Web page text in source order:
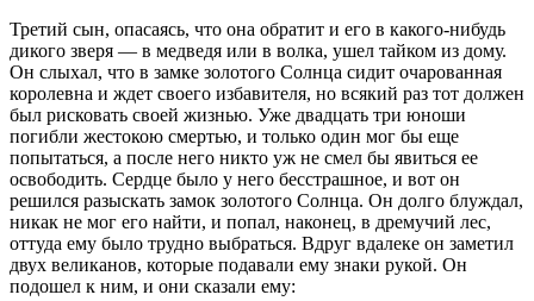
Третий сын, опасаясь, что она обратит и его в какого-нибудь
дикого зверя — в медведя или в волка, ушел тайком из дому.
Он слыхал, что в замке золотого Солнца сидит очарованная
королевна и ждет своего избавителя, но всякий раз тот должен
был рисковать своей жизнью. Уже двадцать три юноши
погибли жестокою смертью, и только один мог бы еще
попытаться, а после него никто уж не смел бы явиться ее
освободить. Сердце было у него бесстрашное, и вот он
решился разыскать замок золотого Солнца. Он долго блуждал,
никак не мог его найти, и попал, наконец, в дремучий лес,
оттуда ему было трудно выбраться. Вдруг вдалеке он заметил
двух великанов, которые подавали ему знаки рукой. Он
подошел к ним, и они сказали ему: